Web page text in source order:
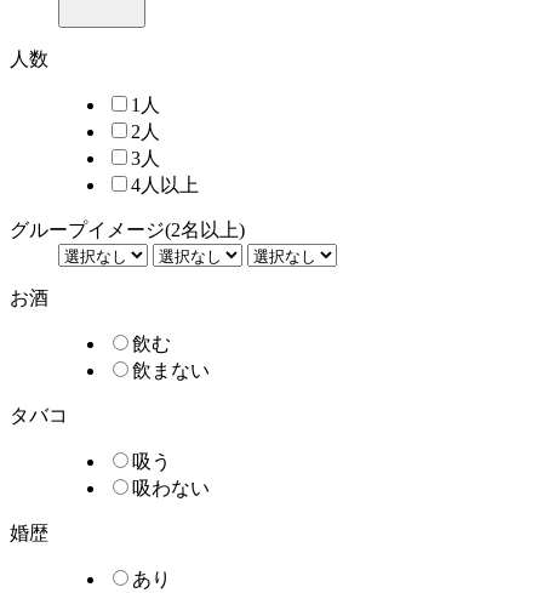
人数
1人
2人
3人
4人以上
グループイメージ(2名以上)
お酒
飲む
飲まない
タバコ
吸う
吸わない
婚歴
あり